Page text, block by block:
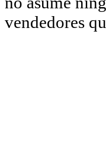
vendedores